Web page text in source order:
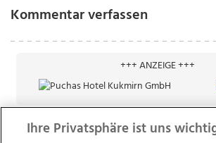
Kommentar verfassen
+++ ANZEIGE +++
Ihre Privatsphäre ist uns